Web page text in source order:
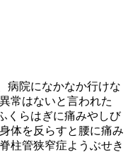
病院になかなか行けな
常はないと言われた
くらはぎに痛みやしび
体を反らすと腰に痛み
柱管狭窄症ようぶせき